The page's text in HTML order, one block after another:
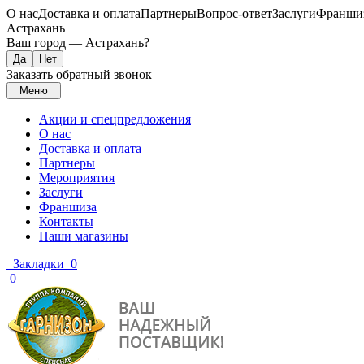
О насДоставка и оплатаПартнерыВопрос-ответЗаслуги
Астрахань
Ваш город — Астрахань?
Заказать обратный звонок
Меню
Акции и спецпредложения
О нас
Доставка и оплата
Партнеры
Мероприятия
Заслуги
Франшиза
Контакты
Наши магазины
Закладки 0
0